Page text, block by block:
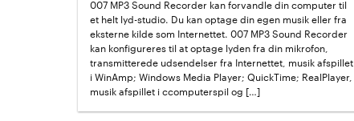
007 MP3 Sound Recorder kan forvandle din computer til
et helt lyd-studio. Du kan optage din egen musik eller fra
eksterne kilde som Internettet. 007 MP3 Sound Recorder
kan konfigureres til at optage lyden fra din mikrofon,
transmitterede udsendelser fra Internettet, musik afspillet
i WinAmp; Windows Media Player; QuickTime; RealPlayer,
musik afspillet i ccomputerspil og […]